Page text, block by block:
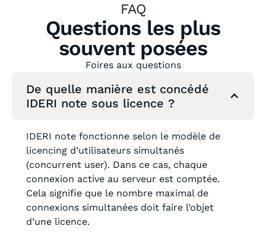
FAQ
Questions les plus
souvent posées
Foires aux questions
De quelle manière est concédé
IDERI note sous licence ?
IDERI note fonctionne selon le modèle de
licencing d’utilisateurs simultanés
(concurrent user). Dans ce cas, chaque
connexion active au serveur est comptée.
Cela signifie que le nombre maximal de
connexions simultanées doit faire l’objet
d’une licence.